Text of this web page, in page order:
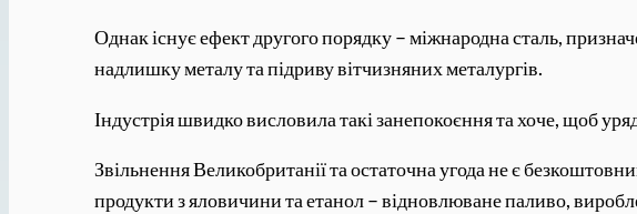
Однак існує ефект другого порядку – міжнародна сталь,
надлишку металу та підриву вітчизняних металургів.
Індустрія швидко висловила такі занепокоєння та хоче, щоб
Звільнення Великобританії та остаточна угода не є
продукти з яловичини та етанол – відновлюване паливо,